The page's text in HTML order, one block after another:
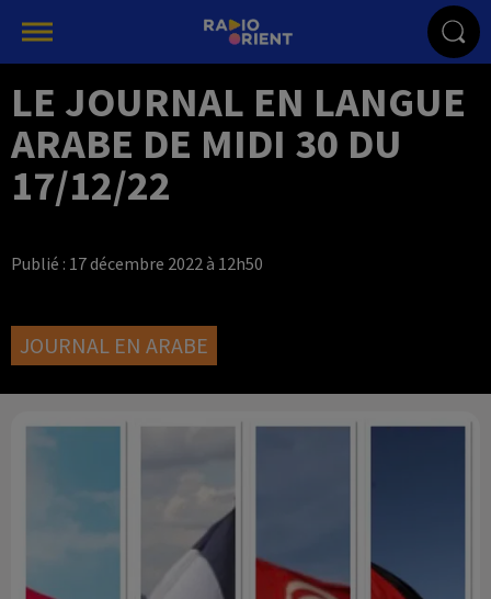
LE JOURNAL EN LANGUE
ARABE DE MIDI 30 DU
17/12/22
Publié : 17 décembre 2022 à 12h50
JOURNAL EN ARABE